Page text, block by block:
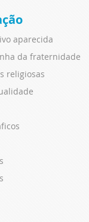
aparecida
da fraternidade
religiosas